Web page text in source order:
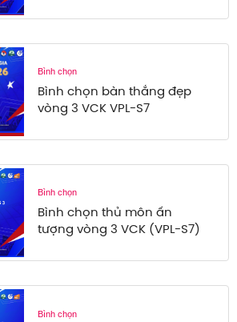
Bình chọn
Bình chọn bàn thắng đẹp
vòng 3 VCK VPL-S7
Bình chọn
Bình chọn thủ môn ấn
tượng vòng 3 VCK (VPL-S7)
Bình chọn